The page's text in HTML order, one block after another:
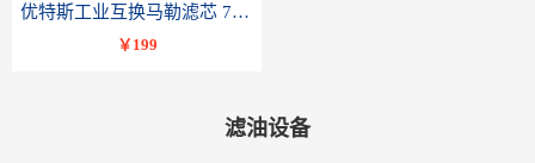
优特斯工业互换马勒滤芯 77681075PI8508 DRG 100
￥199
滤油设备